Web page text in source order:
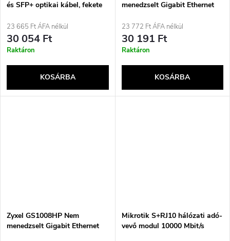
és SFP+ optikai kábel, fekete
23 665 Ft ÁFA nélkül
30 054 Ft
Raktáron
KOSÁRBA
menedzselt Gigabit Ethernet
Power over Ethernet (PoE)
technológiát, Fekete
23 772 Ft ÁFA nélkül
30 191 Ft
Raktáron
KOSÁRBA
Zyxel GS1008HP Nem
menedzselt Gigabit Ethernet
Mikrotik S+RJ10 hálózati adó-
vevő modul 10000 Mbit/s